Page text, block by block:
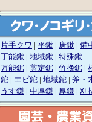
片手クワ 平鍬 唐鍬
備
丁能鍬
地域鍬
特殊鍬
万能鋸
剪定鋸 竹挽鋸
鉈
エビ鉈 地域鉈
斧・
うす鎌
中厚鎌 厚鎌 刈